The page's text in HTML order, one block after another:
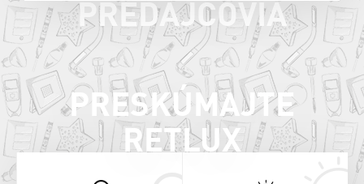
PREDAJCOVIA
PRESKÚMAJTE
RETLUX